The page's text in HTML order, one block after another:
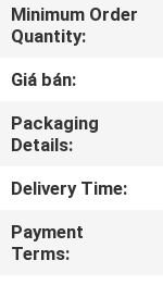
VỀ
CHÚNG
TÔI
CHUYẾN
THAM
QUAN
Minimum Order
Quantity:
Giá bán:
Packaging
Details:
Delivery Time:
Payment
Terms: